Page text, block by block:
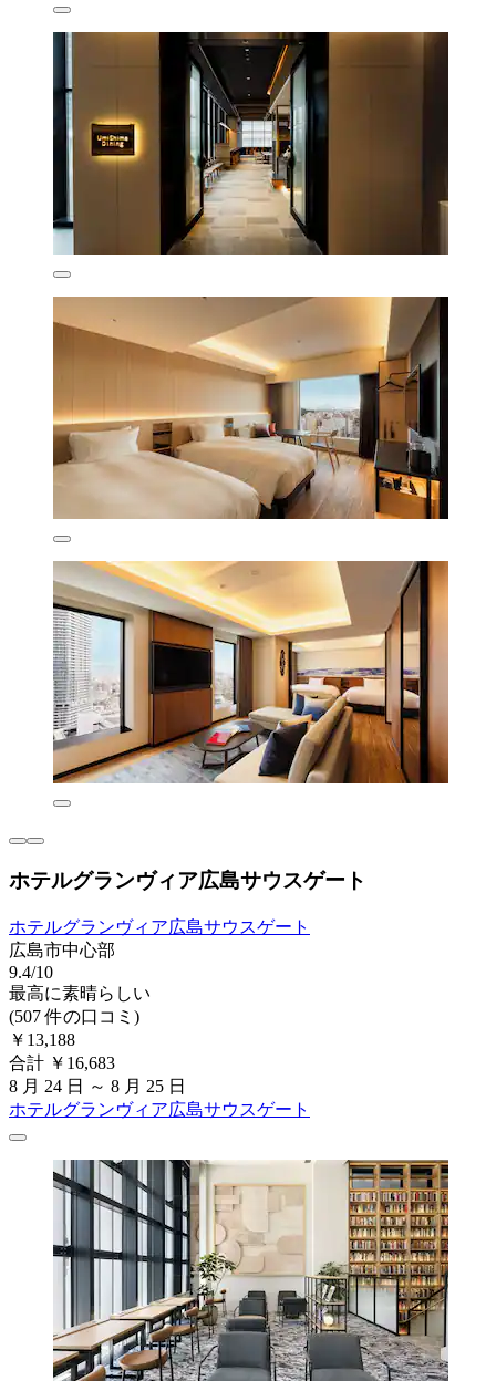
ホテルグランヴィア広島サウスゲート
ホテルグランヴィア広島サウスゲート
広島市中心部
9.4/10
最高に素晴らしい
(507 件の口コミ)
￥13,188
合計 ￥16,683
8 月 24 日 ～ 8 月 25 日
ホテルグランヴィア広島サウスゲート